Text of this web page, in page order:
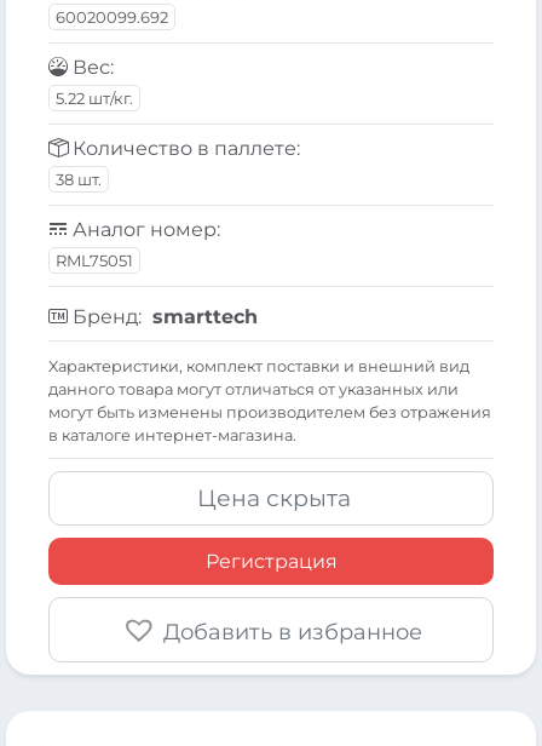
60020099.692
Вес:
5.22 шт/кг.
Количество в паллете:
38 шт.
Аналог номер:
RML75051
Бренд: smarttech
Xарактеристики, комплект поставки и внешний вид
данного товара могут отличаться от указанных или
могут быть изменены производителем без отражения
в каталоге интернет-магазина.
Цена скрыта
Регистрация
Добавить в избранное